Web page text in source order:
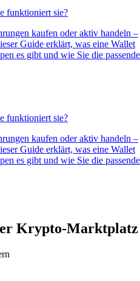
funktioniert sie?
kaufen oder aktiv handeln –
Guide erklärt, was eine Wallet
es gibt und wie Sie die passende
funktioniert sie?
kaufen oder aktiv handeln –
Guide erklärt, was eine Wallet
es gibt und wie Sie die passende
Krypto-Marktplatz